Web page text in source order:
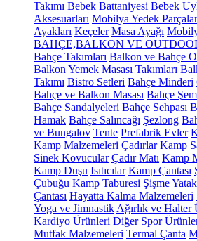
Takımı Bebek Battaniyesi Bebek
Aksesuarları Mobilya Yedek
Ayakları Keçeler Masa Ayağı
BAHÇE,BALKON VE
Bahçe Takımları Balkon ve Bahçe
Balkon Yemek Masası Takımları
Takımı Bistro Setleri Bahçe Minderi
Bahçe ve Balkon Masası Bahçe
Bahçe Sandalyeleri Bahçe Sehpası
Hamak Bahçe Salıncağı Şezlong
ve Bungalov Tente Prefabrik Evler
Kamp Malzemeleri Çadırlar Kamp
Sinek Kovucular Çadır Matı Kamp
Kamp Duşu Isıtıcılar Kamp Çantası
Çubuğu Kamp Taburesi Şişme Yatak
Çantası Hayatta Kalma Malzemeleri
Yoga ve Jimnastik Ağırlık ve Halter
Kardiyo Ürünleri Diğer Spor
Mutfak Malzemeleri Termal Çanta